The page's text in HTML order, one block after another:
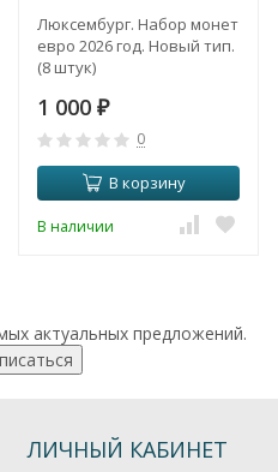
Люксембург. Набор монет
евро 2026 год. Новый тип.
(8 штук)
1 000 ₽
0
В корзину
В наличии
актуальных предложений.
ЛИЧНЫЙ КАБИНЕТ